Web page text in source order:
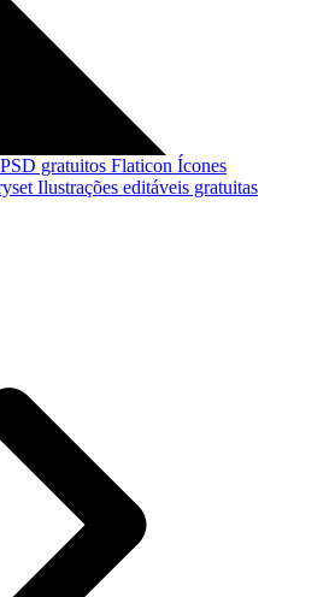
gratuitos Flaticon Ícones
Ilustrações editáveis gratuitas